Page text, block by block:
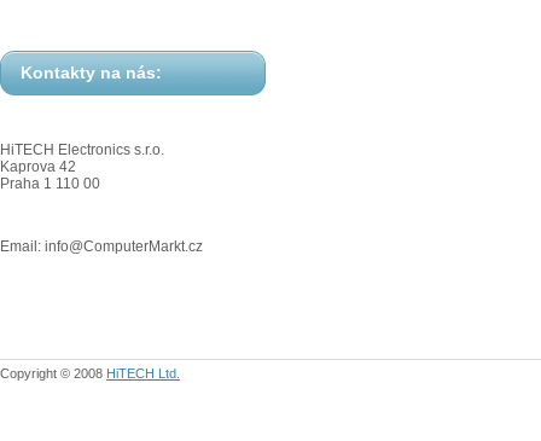
Kontakty na nás:
HiTECH Electronics s.r.o.
Kaprova 42
Praha 1 110 00
Email: info@ComputerMarkt.cz
Copyright © 2008 HiTECH Ltd.